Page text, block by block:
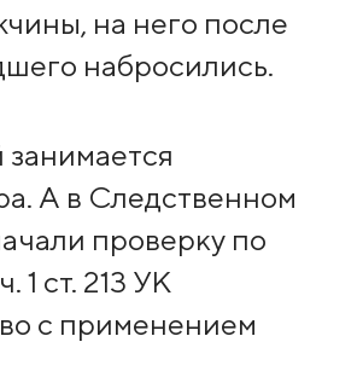
на него после
набросились.
А в Следственном
проверку по
1 ст. 213 УК
с применением